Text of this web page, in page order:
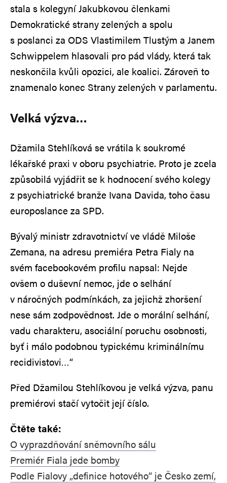
stala s kolegyní Jakubkovou členkami
Demokratické strany zelených a spolu
s poslanci za ODS Vlastimilem Tlustým a Janem
Schwippelem hlasovali pro pád vlády, která tak
neskončila kvůli opozici, ale koalici. Zároveň to
znamenalo konec Strany zelených v parlamentu.
Velká výzva…
Džamila Stehlíková se vrátila k soukromé
lékařské praxi v oboru psychiatrie. Proto je zcela
způsobilá vyjádřit se k hodnocení svého kolegy
z psychiatrické branže Ivana Davida, toho času
europoslance za SPD.
Bývalý ministr zdravotnictví ve vládě Miloše
Zemana, na adresu premiéra Petra Fialy na
svém facebookovém profilu napsal: Nejde
ovšem o duševní nemoc, jde o selhání
v náročných podmínkách, za jejichž zhoršení
nese sám zodpovědnost. Jde o morální selhání,
vadu charakteru, asociální poruchu osobnosti,
byť i málo podobnou typickému kriminálnímu
recidivistovi…“
Před Džamilou Stehlíkovou je velká výzva, panu
premiérovi stačí vytočit její číslo.
Čtěte také:
O vyprazdňování sněmovního sálu
Premiér Fiala jede bomby
Podle Fialovy „definice hotového“ je Česko zemí,